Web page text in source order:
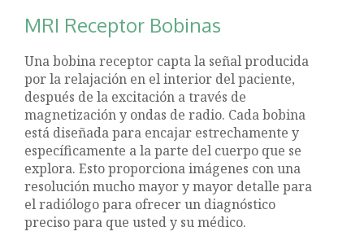
MRI Receptor Bobinas
Una bobina receptor capta la señal producida
por la relajación en el interior del paciente,
después de la excitación a través de
magnetización y ondas de radio. Cada bobina
está diseñada para encajar estrechamente y
específicamente a la parte del cuerpo que se
explora. Esto proporciona imágenes con una
resolución mucho mayor y mayor detalle para
el radiólogo para ofrecer un diagnóstico
preciso para que usted y su médico.